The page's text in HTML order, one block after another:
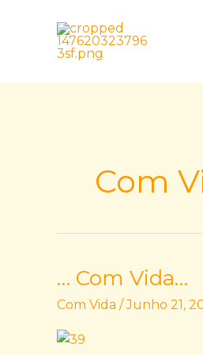
Com
… Com Vida…
Com Vida /Junho 21,